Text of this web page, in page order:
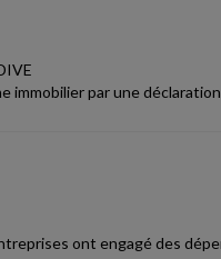
par une
ont engagé des